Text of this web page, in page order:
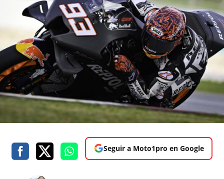
Seguir a Moto1pro en Google